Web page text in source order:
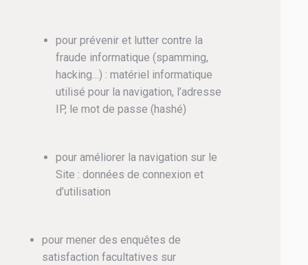
pour prévenir et lutter contre la
fraude informatique (spamming,
hacking…) : matériel informatique
utilisé pour la navigation, l’adresse
IP, le mot de passe (hashé)
pour améliorer la navigation sur le
Site : données de connexion et
d’utilisation
pour mener des enquêtes de
satisfaction facultatives sur